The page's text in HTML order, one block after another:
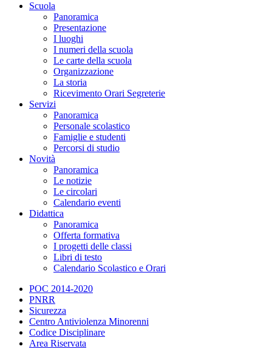
Scuola
Panoramica
Presentazione
I luoghi
I numeri della scuola
Le carte della scuola
Organizzazione
La storia
Ricevimento Orari Segreterie
Servizi
Panoramica
Personale scolastico
Famiglie e studenti
Percorsi di studio
Novità
Panoramica
Le notizie
Le circolari
Calendario eventi
Didattica
Panoramica
Offerta formativa
I progetti delle classi
Libri di testo
Calendario Scolastico e Orari
POC 2014-2020
PNRR
Sicurezza
Centro Antiviolenza Minorenni
Codice Disciplinare
Area Riservata